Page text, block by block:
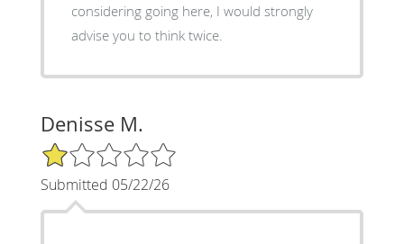
considering going here, I would strongly
advise you to think twice.
Denisse M.
1/5 Star Rating
Submitted 05/22/26